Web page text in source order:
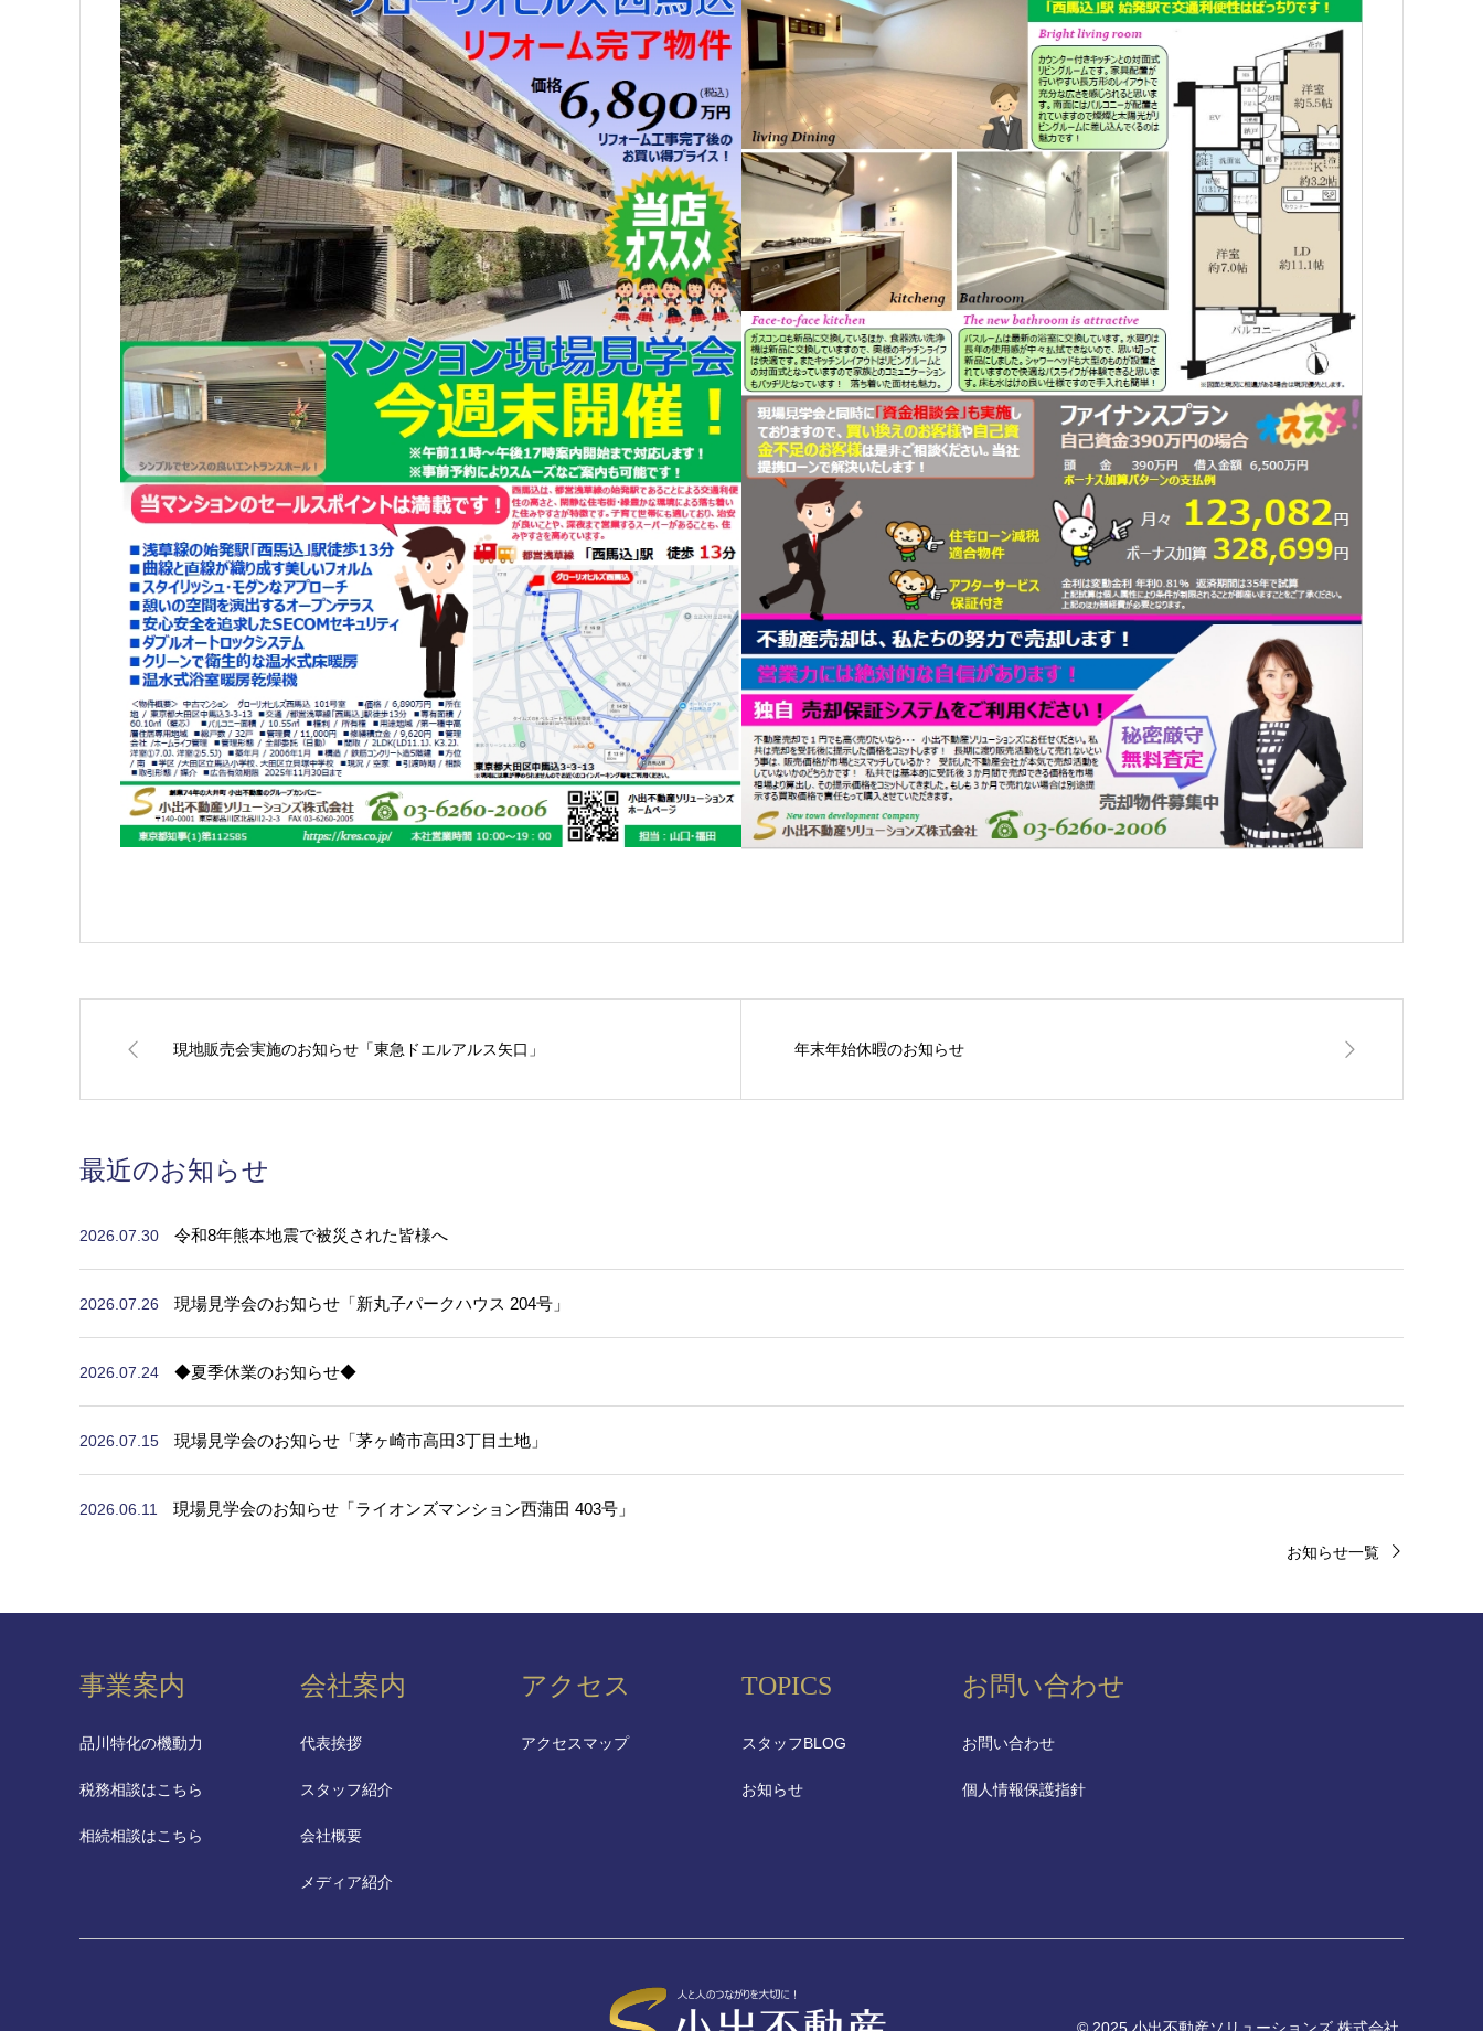
現地販売会実施のお知らせ「東急ドエルアルス矢口」 年末年始休暇のお知らせ
最近のお知らせ
2026.07.30 令和8年熊本地震で被災された皆様へ
2026.07.26 現場見学会のお知らせ「新丸子パークハウス 204号」
2026.07.24 ◆夏季休業のお知らせ◆
2026.07.15 現場見学会のお知らせ「茅ヶ崎市高田3丁目土地」
2026.06.11 現場見学会のお知らせ「ライオンズマンション西蒲田 403号」
お知らせ一覧
事業案内
品川特化の機動力
税務相談はこちら
相続相談はこちら
会社案内
代表挨拶
スタッフ紹介
会社概要
メディア紹介
アクセス
アクセスマップ
TOPICS
スタッフBLOG
お知らせ
お問い合わせ
お問い合わせ
個人情報保護指針